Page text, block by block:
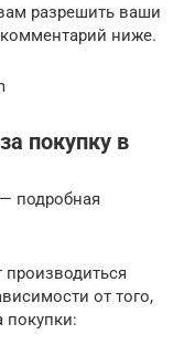
разрешить ваши
ниже.
покупку в
подробная
от того,